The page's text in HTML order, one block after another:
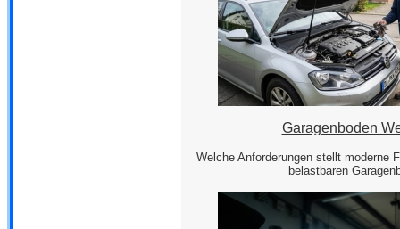
Garagenboden
Welche Anforderungen stellt moderne
belastbaren